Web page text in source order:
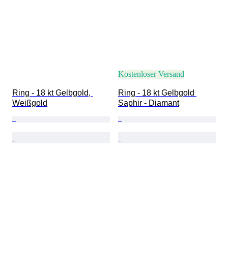
Ring - 18 kt Gelbgold,
Weißgold
Kostenloser Versand
Ring - 18 kt Gelbgold
Saphir - Diamant